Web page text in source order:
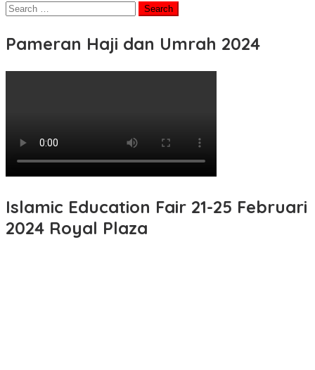
Search
for:
Pameran Haji dan Umrah 2024
Islamic Education Fair 21-25 Februari
2024 Royal Plaza